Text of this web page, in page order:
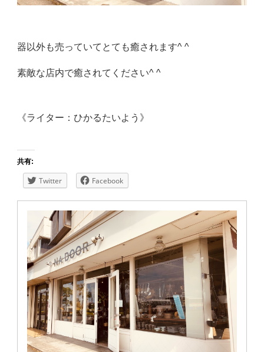
器以外も売っていてとても癒されます^ ^
素敵な店内で癒されてください^ ^
《ライター：ひかるたいよう》
共有:
Twitter Facebook